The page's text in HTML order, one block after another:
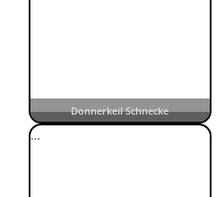
Donnerkeil Schnecke
…